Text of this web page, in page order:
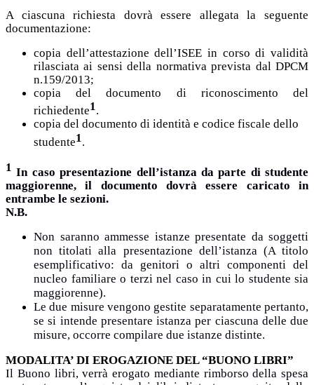
A ciascuna richiesta dovrà essere allegata la seguente
documentazione:
copia dell’attestazione dell’ISEE in corso di validità
rilasciata ai sensi della normativa prevista dal DPCM
n.159/2013;
copia del documento di riconoscimento del
richiedente1 .
copia del documento di identità e codice fiscale dello
studente1.
1In caso presentazione dell’istanza da parte di studente
maggiorenne, il documento dovrà essere caricato in
entrambe le sezioni.
N.B.
Non saranno ammesse istanze presentate da soggetti
non titolati alla presentazione dell’istanza (A titolo
esemplificativo: da genitori o altri componenti del
nucleo familiare o terzi nel caso in cui lo studente sia
maggiorenne).
Le due misure vengono gestite separatamente pertanto,
se si intende presentare istanza per ciascuna delle due
misure, occorre compilare due istanze distinte.
MODALITA’ DI EROGAZIONE DEL “BUONO LIBRI”
Il Buono libri, verrà erogato mediante rimborso della spesa